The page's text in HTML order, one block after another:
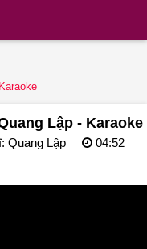
Lập - Karaoke
Quang Lập
04:52